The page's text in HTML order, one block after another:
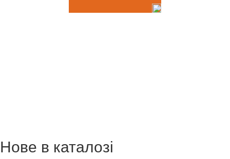
Нове в каталозі